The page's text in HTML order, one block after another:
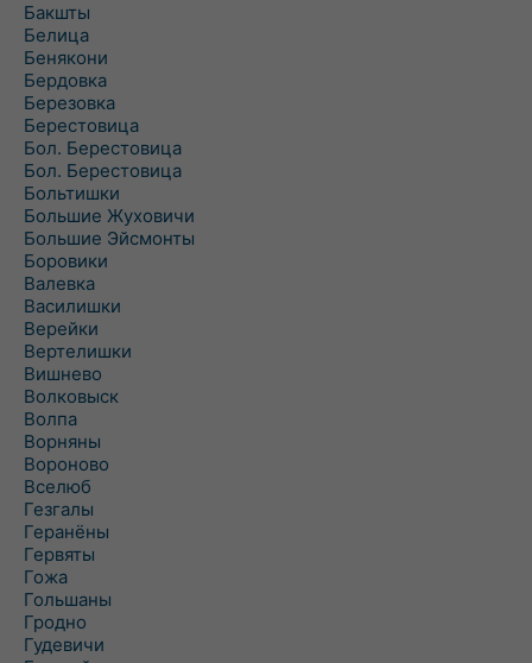
Бакшты
Белица
Бенякони
Бердовка
Березовка
Берестовица
Бол. Берестовица
Бол. Берестовица
Больтишки
Большие Жуховичи
Большие Эйсмонты
Боровики
Валевка
Василишки
Верейки
Вертелишки
Вишнево
Волковыск
Волпа
Ворняны
Вороново
Вселюб
Гезгалы
Геранёны
Гервяты
Гожа
Гольшаны
Гродно
Гудевичи